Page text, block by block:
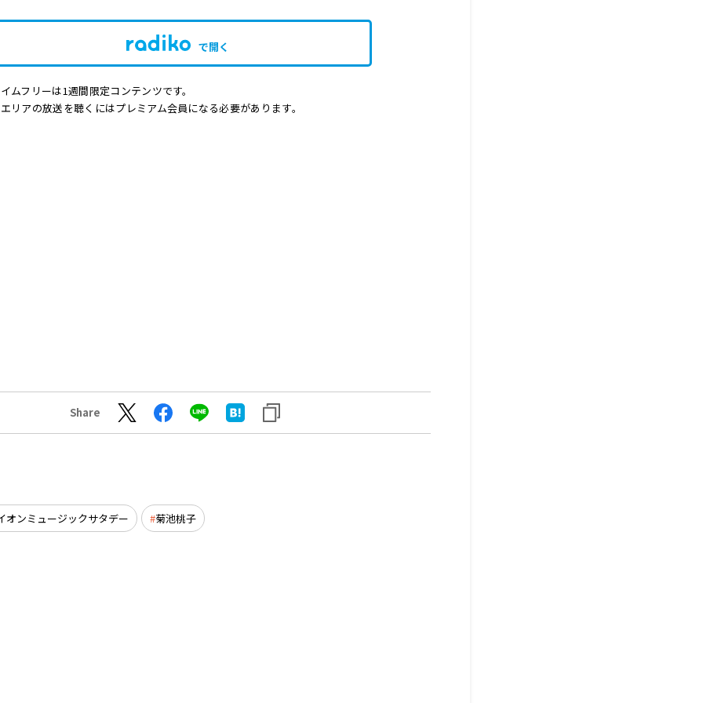
で開く
ムフリーは1週間限定コンテンツです。
リアの放送を聴くにはプレミアム会員になる必要があります。
Share
オンミュージックサタデー 菊池桃子